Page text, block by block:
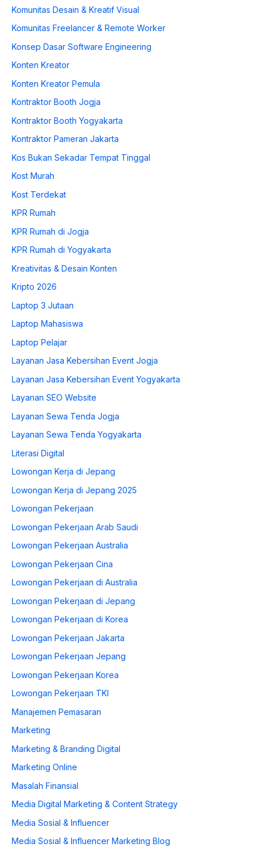
Komunitas Desain & Kreatif Visual
Komunitas Freelancer & Remote Worker
Konsep Dasar Software Engineering
Konten Kreator
Konten Kreator Pemula
Kontraktor Booth Jogja
Kontraktor Booth Yogyakarta
Kontraktor Pameran Jakarta
Kos Bukan Sekadar Tempat Tinggal
Kost Murah
Kost Terdekat
KPR Rumah
KPR Rumah di Jogja
KPR Rumah di Yogyakarta
Kreativitas & Desain Konten
Kripto 2026
Laptop 3 Jutaan
Laptop Mahasiswa
Laptop Pelajar
Layanan Jasa Kebersihan Event Jogja
Layanan Jasa Kebersihan Event Yogyakarta
Layanan SEO Website
Layanan Sewa Tenda Jogja
Layanan Sewa Tenda Yogyakarta
Literasi Digital
Lowongan Kerja di Jepang
Lowongan Kerja di Jepang 2025
Lowongan Pekerjaan
Lowongan Pekerjaan Arab Saudi
Lowongan Pekerjaan Australia
Lowongan Pekerjaan Cina
Lowongan Pekerjaan di Australia
Lowongan Pekerjaan di Jepang
Lowongan Pekerjaan di Korea
Lowongan Pekerjaan Jakarta
Lowongan Pekerjaan Jepang
Lowongan Pekerjaan Korea
Lowongan Pekerjaan TKI
Manajemen Pemasaran
Marketing
Marketing & Branding Digital
Marketing Online
Masalah Finansial
Media Digital Marketing & Content Strategy
Media Sosial & Influencer
Media Sosial & Influencer Marketing Blog